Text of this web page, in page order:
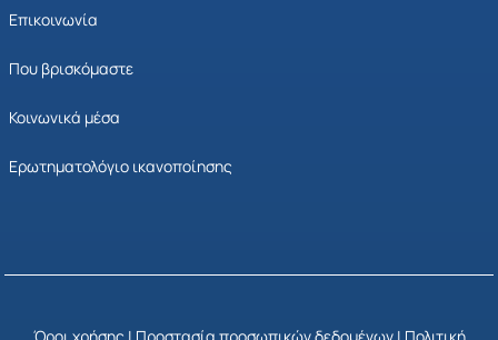
Επικοινωνία
Που βρισκόμαστε
Κοινωνικά μέσα
Ερωτηματολόγιο ικανοποίησης
Όροι χρήσης | Προστασία προσωπικών δεδομένων| Πολιτική